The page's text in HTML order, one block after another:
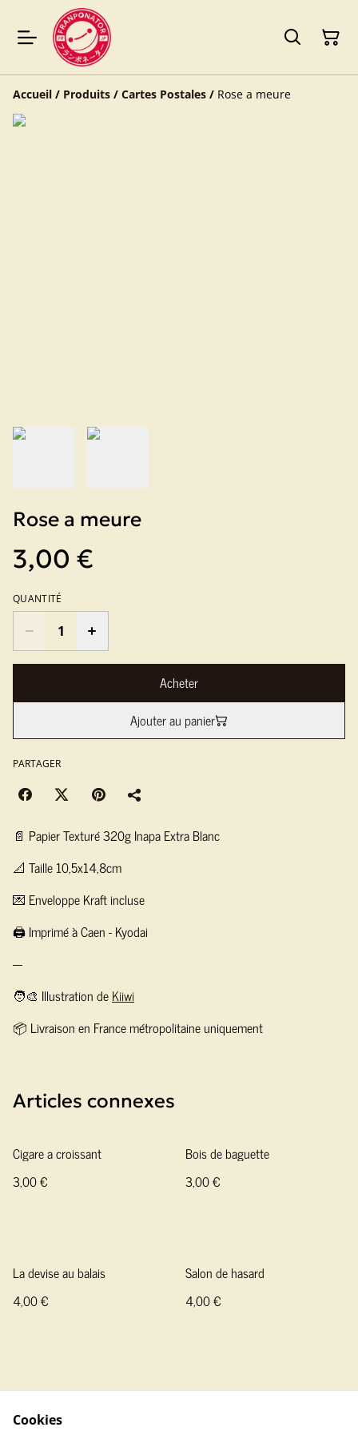
Accueil / Produits / Cartes Postales / Rose a meure
Rose a meure
3,00 €
QUANTITÉ
Acheter
Ajouter au panier
PARTAGER
📄 Papier Texturé 320g Inapa Extra Blanc
📐 Taille 10,5x14,8cm
💌 Enveloppe Kraft incluse
🖨️ Imprimé à Caen - Kyodai
---
🧑‍🎨 Illustration deKiiwi
📦 Livraison en France métropolitaine uniquement
Articles connexes
Cigare a croissant
3,00 €
Bois de baguette
3,00 €
La devise au balais
4,00 €
Salon de hasard
4,00 €
Cookies